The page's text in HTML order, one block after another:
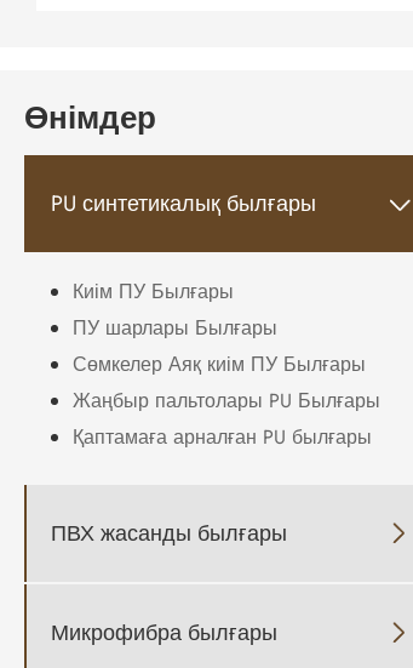
Өнімдер
PU синтетикалық былғары 
Киім ПУ Былғары
ПУ шарлары Былғары
Сөмкелер Аяқ киім ПУ Былғары
Жаңбыр пальтолары PU Былғары
Қаптамаға арналған PU былғары
ПВХ жасанды былғары 
Микрофибра былғары 